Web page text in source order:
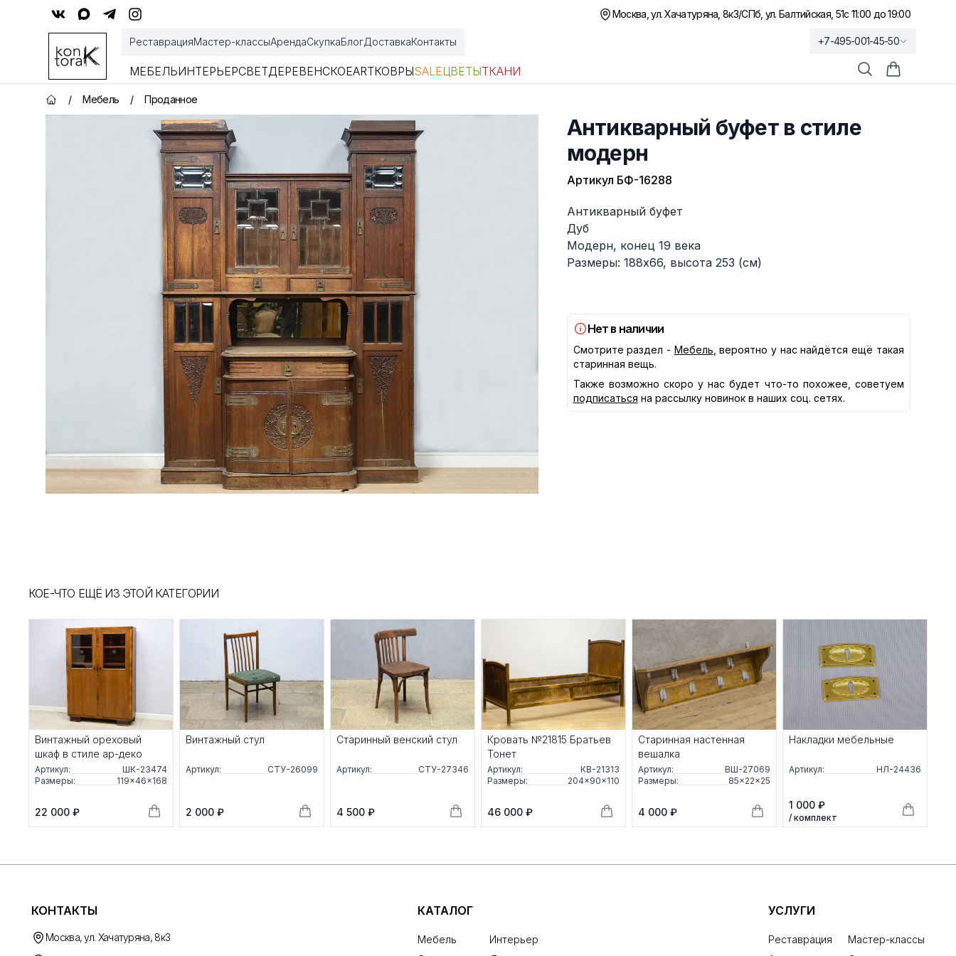
Москва, ул. Хачатуряна, 8к3/СПб, ул. Балтийская, 51с 11:00 до 19:00
РеставрацияМастер-классыАрендаСкупкаБлогДоставкаКонтакты
МЕБЕЛЬИНТЕРЬЕРСВЕТДЕРЕВЕНСКОЕARTКОВРЫSALEЦВЕТЫТКАНИ
+7-495-001-45-50
ПоискКорзина
Главная страница
/ Мебель / Проданное
Антикварный буфет в стиле
модерн
Артикул БФ-16288
Описание
Антикварный буфет
Дуб
Модерн, конец 19 века
Размеры: 188х66, высота 253 (см)
Нет в наличии
Смотрите раздел - Мебель , вероятно у нас найдётся ещё такая
старинная вещь.
Также возможно скоро у нас будет что-то похожее, советуем
подписаться на рассылку новинок в наших соц. сетях.
КОЕ-ЧТО ЕЩЁ ИЗ ЭТОЙ КАТЕГОРИИ
Винтажный ореховый
шкаф в стиле ар-деко
Артикул:
ШК-23474
Размеры:
119×46×168
22 000 ₽
Винтажный стул
Артикул: СТУ-26099
2 000 ₽
Старинный венский стул
Артикул: СТУ-27346
4 500 ₽
Кровать №21815 Братьев
Тонет
Артикул:
КВ-21313
Размеры:
204×90×110
46 000 ₽
Старинная настенная
вешалка
Артикул:
ВШ-27069
Размеры:
85×22×25
4 000 ₽
Накладки мебельные
Артикул: НЛ-24436
1 000 ₽
/ комплект
КОНТАКТЫ
Москва, ул. Хачатуряна, 8к3
КАТАЛОГ
Мебель
Интерьер
УСЛУГИ
Реставрация
Мастер-классы